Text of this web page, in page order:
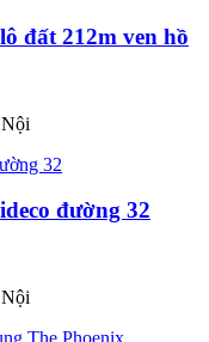
đất 212m ven hồ
đường 32